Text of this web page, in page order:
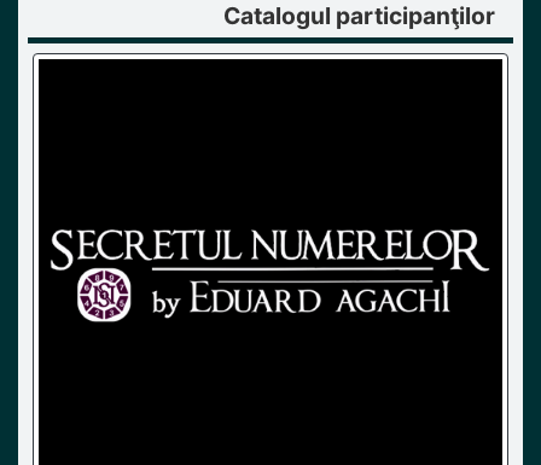
Catalogul participanţilor